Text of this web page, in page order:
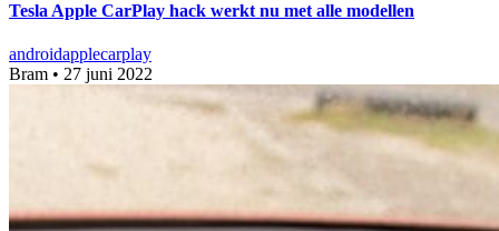
Tesla Apple CarPlay hack werkt nu met alle modellen
androidapplecarplay
Bram • 27 juni 2022